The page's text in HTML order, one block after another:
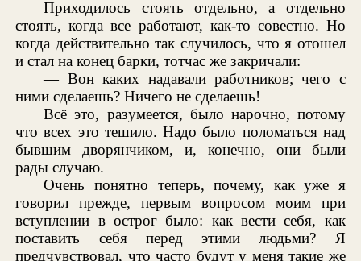
Приходилось стоять отдельно, а отдельно
стоять, когда все работают, как-то совестно. Но
когда действительно так случилось, что я отошел
и стал на конец барки, тотчас же закричали:
— Вон каких надавали работников; чего с
ними сделаешь? Ничего не сделаешь!
Всё это, разумеется, было нарочно, потому
что всех это тешило. Надо было поломаться над
бывшим дворянчиком, и, конечно, они были
рады случаю.
Очень понятно теперь, почему, как уже я
говорил прежде, первым вопросом моим при
вступлении в острог было: как вести себя, как
поставить себя перед этими людьми? Я
предчувствовал, что часто будут у меня такие же